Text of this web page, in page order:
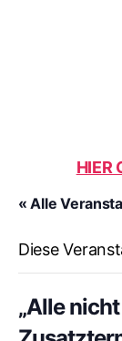
HIER
« Alle
Diese
„Alle